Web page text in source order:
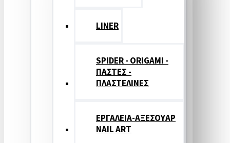
LINER
SPIDER - ORIGAMI -
ΠΑΣΤΕΣ -
ΠΛΑΣΤΕΛΙΝΕΣ
ΕΡΓΑΛΕΙΑ-ΑΞΕΣΟΥΑΡ
NAIL ART